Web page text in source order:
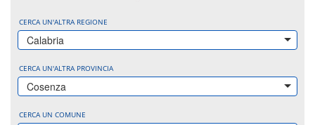
CERCA UN'ALTRA REGIONE
Calabria
CERCA UN'ALTRA PROVINCIA
Cosenza
CERCA UN COMUNE